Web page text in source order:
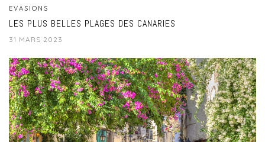
EVASIONS
LES PLUS BELLES PLAGES DES CANARIES
31 MARS 2023